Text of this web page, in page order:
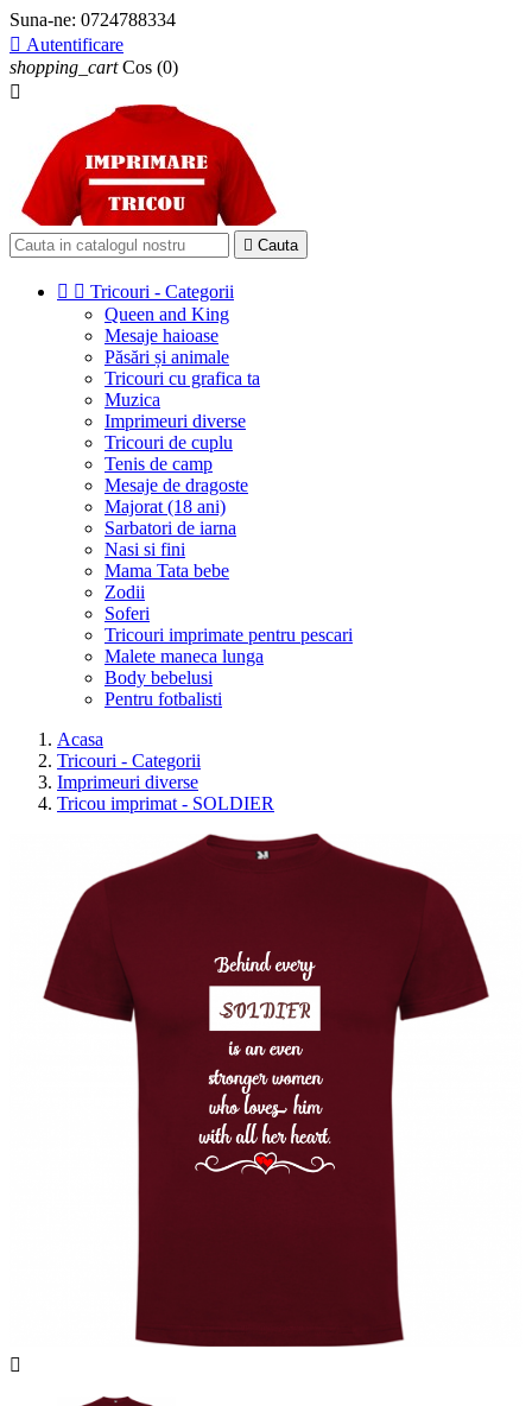
Suna-ne: 0724788334
 Autentificare
shopping_cart Cos (0)

 Cauta
  Tricouri - Categorii
Queen and King
Mesaje haioase
Păsări și animale
Tricouri cu grafica ta
Muzica
Imprimeuri diverse
Tricouri de cuplu
Tenis de camp
Mesaje de dragoste
Majorat (18 ani)
Sarbatori de iarna
Nasi si fini
Mama Tata bebe
Zodii
Soferi
Tricouri imprimate pentru pescari
Malete maneca lunga
Body bebelusi
Pentru fotbalisti
Acasa
Tricouri - Categorii
Imprimeuri diverse
Tricou imprimat - SOLDIER
